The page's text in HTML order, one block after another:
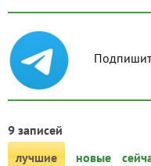
9 записей
лучшие
новые